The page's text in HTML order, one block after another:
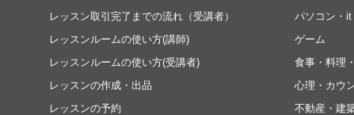
レッスン取引完了までの流れ（受講者）
レッスンルームの使い方(講師)
レッスンルームの使い方(受講者)
レッスンの作成・出品
レッスンの予約
パソコン・it
ゲーム
食事・料理
心理・カウ
不動産・建